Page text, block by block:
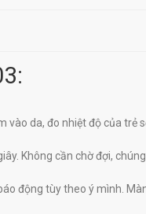
da, đo nhiệt độ của trẻ
Không cần chờ đợi,
động tùy theo ý mình.